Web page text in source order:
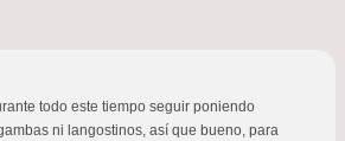
todo este tiempo seguir poniendo
ni langostinos, así que bueno, para